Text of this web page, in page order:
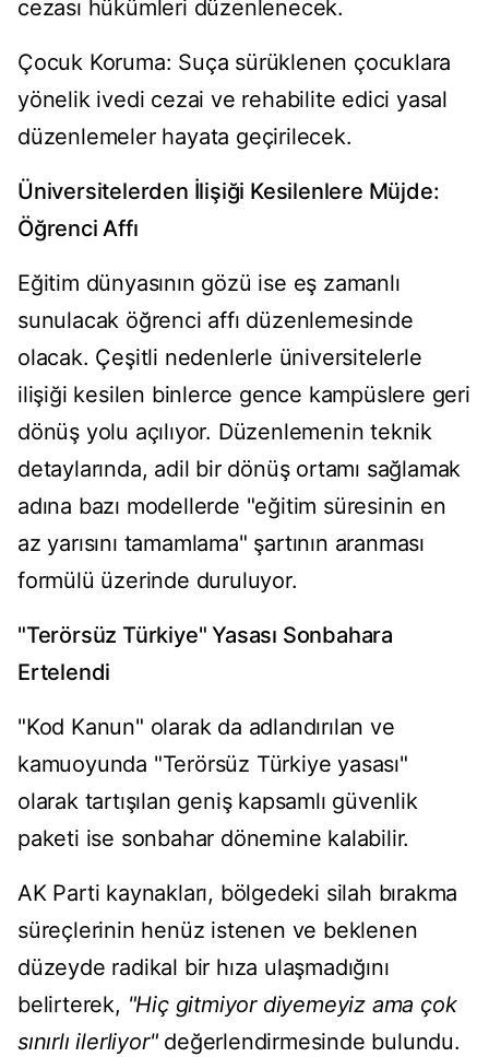
cezası hükümleri düzenlenecek.
Çocuk Koruma: Suça sürüklenen çocuklara
yönelik ivedi cezai ve rehabilite edici yasal
düzenlemeler hayata geçirilecek.
Üniversitelerden İlişiği Kesilenlere Müjde:
Öğrenci Affı
Eğitim dünyasının gözü ise eş zamanlı
sunulacak öğrenci affı düzenlemesinde
olacak. Çeşitli nedenlerle üniversitelerle
ilişiği kesilen binlerce gence kampüslere geri
dönüş yolu açılıyor. Düzenlemenin teknik
detaylarında, adil bir dönüş ortamı sağlamak
adına bazı modellerde "eğitim süresinin en
az yarısını tamamlama" şartının aranması
formülü üzerinde duruluyor.
"Terörsüz Türkiye" Yasası Sonbahara
Ertelendi
"Kod Kanun" olarak da adlandırılan ve
kamuoyunda "Terörsüz Türkiye yasası"
olarak tartışılan geniş kapsamlı güvenlik
paketi ise sonbahar dönemine kalabilir.
AK Parti kaynakları, bölgedeki silah bırakma
süreçlerinin henüz istenen ve beklenen
düzeyde radikal bir hıza ulaşmadığını
belirterek, "Hiç gitmiyor diyemeyiz ama çok
sınırlı ilerliyor"değerlendirmesinde bulundu.